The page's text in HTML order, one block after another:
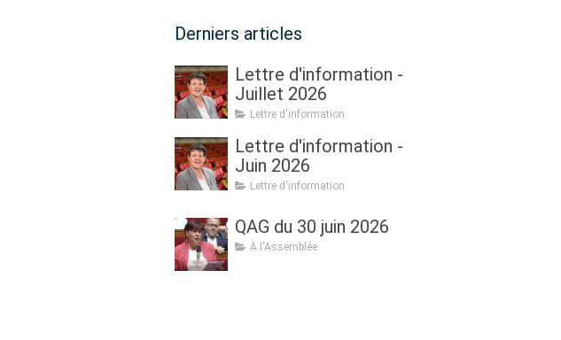
Derniers articles
Lettre d'information -
Juillet 2026
Lettre d'information
Lettre d'information -
Juin 2026
Lettre d'information
QAG du 30 juin 2026
À l'Assemblée